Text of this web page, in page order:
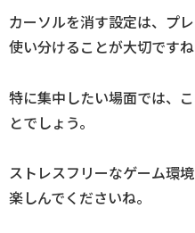
カーソルを消す設定は、プ
使い分けることが大切ですね
特に集中したい場面では、
とでしょう。
ストレスフリーなゲーム環
楽しんでくださいね。